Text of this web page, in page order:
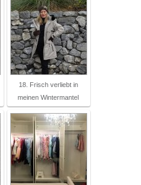
18. Frisch verliebt in
meinen Wintermantel